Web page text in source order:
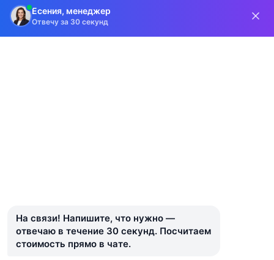
Лазерная гравировка
© 2018–2026 Типография Индиго · Санкт-Петербург
Политика конфиденциальности
Есения, менеджер
Отвечу за 30 секунд
На связи! Напишите, что нужно —
отвечаю в течение 30 секунд. Посчитаем
стоимость прямо в чате.